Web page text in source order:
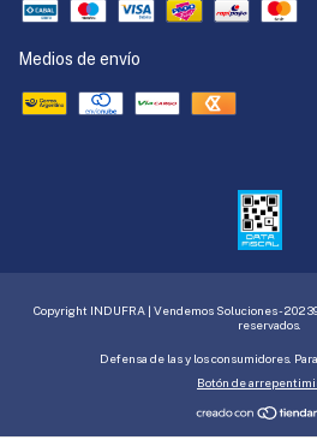
Medios de envío
Copyright INDUFRA | Vendemos Soluciones -
reservados.
Defensa de las y los consumidores.
Botón de